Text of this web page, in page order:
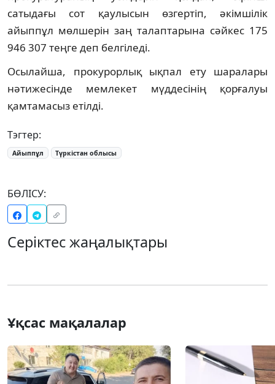
сатыдағы сот қаулысын өзгертіп, әкімшілік
айыппұл мөлшерін заң талаптарына сәйкес 175
946 307 теңге деп белгіледі.
Осылайша, прокурорлық ықпал ету шаралары
нәтижесінде мемлекет мүддесінің қорғалуы
қамтамасыз етілді.
Тэгтер:
Айыппұл Түркістан облысы
БӨЛІСУ:
Серіктес жаңалықтары
Ұқсас мақалалар